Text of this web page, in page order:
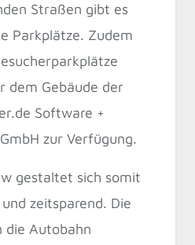
Straßen gibt es
Parkplätze. Zudem
dem Gebäude der
Software +
zur Verfügung.
gestaltet sich somit
zeitsparend. Die
die Autobahn